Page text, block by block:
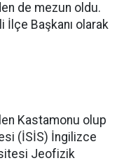
de mezun oldu.
İlçe Başkanı olarak
Kastamonu olup
(İSİS) İngilizce
Jeofizik